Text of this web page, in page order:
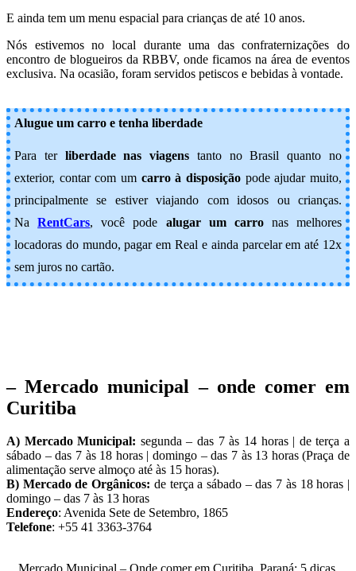
E ainda tem um menu espacial para crianças de até 10 anos.
Nós estivemos no local durante uma das confraternizações do
encontro de blogueiros da RBBV, onde ficamos na área de eventos
exclusiva. Na ocasião, foram servidos petiscos e bebidas à vontade.
Alugue um carro e tenha liberdade
Para ter liberdade nas viagens tanto no Brasil quanto no
exterior, contar com um carro à disposição pode ajudar muito,
principalmente se estiver viajando com idosos ou crianças.
NaRentCars, você pode alugar um carronas melhores
locadoras do mundo, pagar em Real e ainda parcelar em até 12x
sem juros no cartão.
– Mercado municipal – onde comer em
Curitiba
A) Mercado Municipal: segunda – das 7 às 14 horas | de terça a
sábado – das 7 às 18 horas | domingo – das 7 às 13 horas (Praça de
alimentação serve almoço até às 15 horas).
B) Mercado de Orgânicos: de terça a sábado – das 7 às 18 horas |
domingo – das 7 às 13 horas
Endereço: Avenida Sete de Setembro, 1865
Telefone: +55 41 3363-3764
Mercado Municipal – Onde comer em Curitiba, Paraná: 5 dicas